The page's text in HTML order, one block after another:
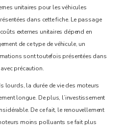
unitaires pour les véhicules
dans cette fiche. Le passage
externes unitaires dépend en
de ce type de véhicule, un
sont toutefois présentées dans
précaution.
lourds, la durée de vie des moteurs
longue. De plus, l’investissement
De ce fait, le renouvellement
moins polluants se fait plus